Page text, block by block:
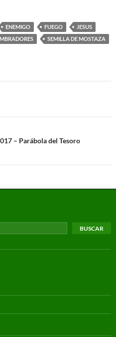
ENEMIGO FUEGO
JESUS
SEMILLA DE MOSTAZA
– Parábola del Tesoro
BUSCAR